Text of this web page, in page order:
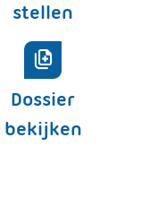
stellen
Dossier
bekijken